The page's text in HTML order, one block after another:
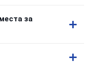
за